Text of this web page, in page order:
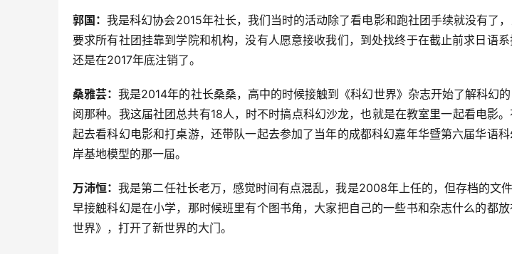
郭国：我是科幻协会2015年社长，我们当时的活动除了看电影和跑社团手续就没有了
要求所有社团挂靠到学院和机构，没有人愿意接收我们，到处找终于在截止前求日语
还是在2017年底注销了。
桑雅芸：我是2014年的社长桑桑，高中的时候接触到《科幻世界》杂志开始了解科幻
阅那种。我这届社团总共有18人，时不时搞点科幻沙龙，也就是在教室里一起看电影
起去看科幻电影和打桌游，还带队一起去参加了当年的成都科幻嘉年华暨第六届华语
岸基地模型的那一届。
万沛恒：我是第二任社长老万，感觉时间有点混乱，我是2008年上任的，但存档的文
早接触科幻是在小学，那时候班里有个图书角，大家把自己的一些书和杂志什么的都
世界》，打开了新世界的大门。